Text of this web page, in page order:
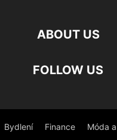
ABOUT US
FOLLOW US
Bydlení Finance Móda